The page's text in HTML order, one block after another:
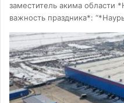
заместитель акима области
важность праздника*: